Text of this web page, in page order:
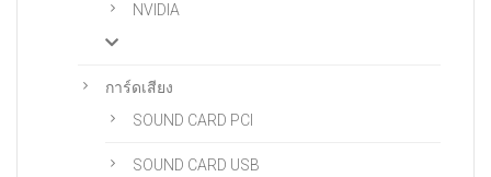
NVIDIA
การ์ดเสียง
SOUND CARD PCI
SOUND CARD USB